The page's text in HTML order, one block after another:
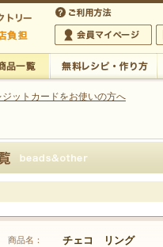
トリー 5,000円以上のご注文で送料
で送料は当店が負担いたします
会員マイページ
ジットカードをお使いの方へ
商品名： チェコ リング